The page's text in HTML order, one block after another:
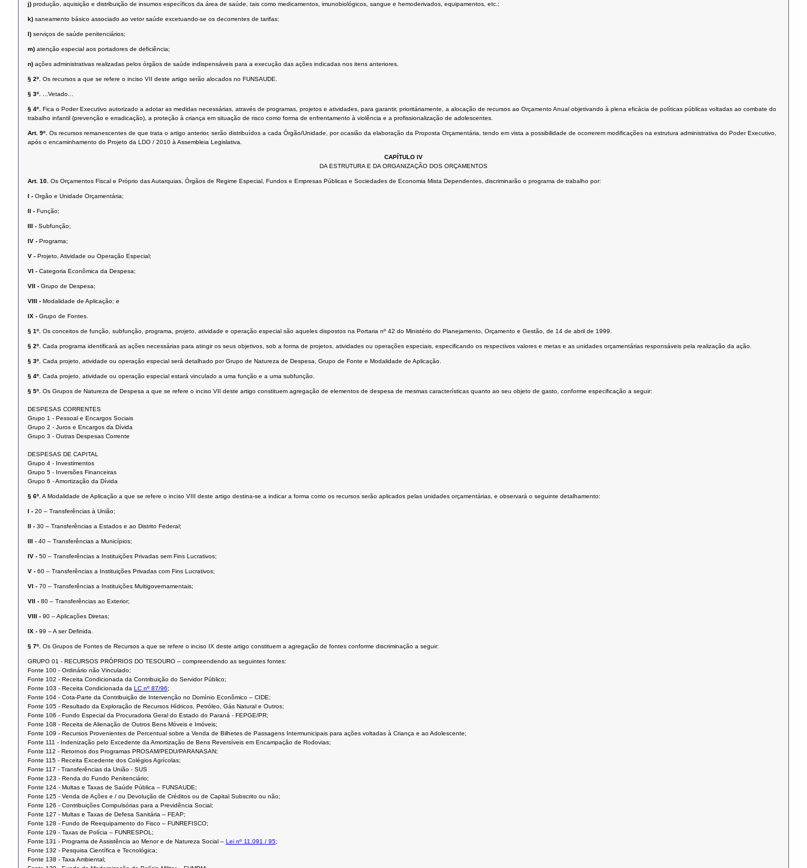
j) produção, aquisição e distribuição de insumos específicos da área de saúde, tais como medicamentos, imunobiológicos, sangue e hemoderivados, equipamentos, etc.;
k) saneamento básico associado ao vetor saúde excetuando-se os decorrentes de tarifas;
l) serviços de saúde penitenciários;
m) atenção especial aos portadores de deficiência;
n) ações administrativas realizadas pelos órgãos de saúde indispensáveis para a execução das ações indicadas nos itens anteriores.
§ 2º. Os recursos a que se refere o inciso VII deste artigo serão alocados no FUNSAUDE.
§ 3º. ...Vetado...
§ 4º. Fica o Poder Executivo autorizado a adotar as medidas necessárias, através de programas, projetos e atividades, para garantir, prioritáriamente, a alocação de recursos ao Orçamento Anual objetivando à plena eficácia de políticas públicas voltadas ao combate do
trabalho infantil (prevenção e erradicação), a proteção à criança em situação de risco como forma de enfrentamento à violência e a profissionalização de adolescentes.
Art. 9º. Os recursos remanescentes de que trata o artigo anterior, serão distribuídos a cada Órgão/Unidade, por ocasião da elaboração da Proposta Orçamentária, tendo em vista a possibilidade de ocorrerem modificações na estrutura administrativa do Poder Executivo,
após o encaminhamento do Projeto da LDO / 2010 à Assembleia Legislativa.
CAPÍTULO IV
DA ESTRUTURA E DA ORGANIZAÇÃO DOS ORÇAMENTOS
Art. 10. Os Orçamentos Fiscal e Próprio das Autarquias, Órgãos de Regime Especial, Fundos e Empresas Públicas e Sociedades de Economia Mista Dependentes, discriminarão o programa de trabalho por:
I - Orgão e Unidade Orçamentária;
II - Função;
III - Subfunção;
IV - Programa;
V - Projeto, Atividade ou Operação Especial;
VI - Categoria Econômica da Despesa;
VII - Grupo de Despesa;
VIII - Modalidade de Aplicação; e
IX - Grupo de Fontes.
§ 1º. Os conceitos de função, subfunção, programa, projeto, atividade e operação especial são aqueles dispostos na Portaria nº 42 do Ministério do Planejamento, Orçamento e Gestão, de 14 de abril de 1999.
§ 2º. Cada programa identificará as ações necessárias para atingir os seus objetivos, sob a forma de projetos, atividades ou operações especiais, especificando os respectivos valores e metas e as unidades orçamentárias responsáveis pela realização da ação.
§ 3º. Cada projeto, atividade ou operação especial será detalhado por Grupo de Natureza de Despesa, Grupo de Fonte e Modalidade de Aplicação.
§ 4º. Cada projeto, atividade ou operação especial estará vinculado a uma função e a uma subfunção.
§ 5º. Os Grupos de Natureza de Despesa a que se refere o inciso VII deste artigo constituem agregação de elementos de despesa de mesmas características quanto ao seu objeto de gasto, conforme especificação a seguir:
DESPESAS CORRENTES
Grupo 1 - Pessoal e Encargos Sociais
Grupo 2 - Juros e Encargos da Dívida
Grupo 3 - Outras Despesas Corrente
DESPESAS DE CAPITAL
Grupo 4 - Investimentos
Grupo 5 - Inversões Financeiras
Grupo 6 - Amortização da Dívida
§ 6º.A Modalidade de Aplicação a que se refere o inciso VIII deste artigo destina-se a indicar a forma como os recursos serão aplicados pelas unidades orçamentárias, e observará o seguinte detalhamento:
I - 20 – Transferências à União;
II - 30 – Transferências a Estados e ao Distrito Federal;
III - 40 – Transferências a Municípios;
IV - 50 – Transferências a Instituições Privadas sem Fins Lucrativos;
V - 60 – Transferências a Instituições Privadas com Fins Lucrativos;
VI - 70 – Transferências a Instituições Multigovernamentais;
VII - 80 – Transferências ao Exterior;
VIII - 90 – Aplicações Diretas;
IX - 99 – A ser Definida.
§ 7º. Os Grupos de Fontes de Recursos a que se refere o inciso IX deste artigo constituem a agregação de fontes conforme discriminação a seguir:
GRUPO 01 - RECURSOS PRÓPRIOS DO TESOURO – compreendendo as seguintes fontes:
Fonte 100 - Ordinário não Vinculado;
Fonte 102 - Receita Condicionada da Contribuição do Servidor Público;
Fonte 103 - Receita Condicionada da LC nº 87/96;
Fonte 104 - Cota-Parte da Contribuição de Intervenção no Domínio Econômico – CIDE;
Fonte 105 - Resultado da Exploração de Recursos Hídricos, Petróleo, Gás Natural e Outros;
Fonte 106 - Fundo Especial da Procuradoria Geral do Estado do Paraná - FEPGE/PR;
Fonte 108 - Receita de Alienação de Outros Bens Móveis e Imóveis;
Fonte 109 - Recursos Provenientes de Percentual sobre a Venda de Bilhetes de Passagens Intermunicipais para ações voltadas à Criança e ao Adolescente;
Fonte 111 - Indenização pelo Excedente da Amortização de Bens Reversíveis em Encampação de Rodovias;
Fonte 112 - Retornos dos Programas PROSAM/PEDU/PARANASAN;
Fonte 115 - Receita Excedente dos Colégios Agrícolas;
Fonte 117 - Transferências da União - SUS
Fonte 123 - Renda do Fundo Penitenciário;
Fonte 124 - Multas e Taxas de Saúde Pública – FUNSAUDE;
Fonte 125 - Venda de Ações e / ou Devolução de Créditos ou de Capital Subscrito ou não;
Fonte 126 - Contribuições Compulsórias para a Previdência Social;
Fonte 127 - Multas e Taxas de Defesa Sanitária – FEAP;
Fonte 128 - Fundo de Reequipamento do Fisco – FUNREFISCO;
Fonte 129 - Taxas de Polícia – FUNRESPOL;
Fonte 131 - Programa de Assistência ao Menor e de Natureza Social – Lei nº 11.091 / 95;
Fonte 132 - Pesquisa Científica e Tecnológica;
Fonte 138 - Taxa Ambiental;